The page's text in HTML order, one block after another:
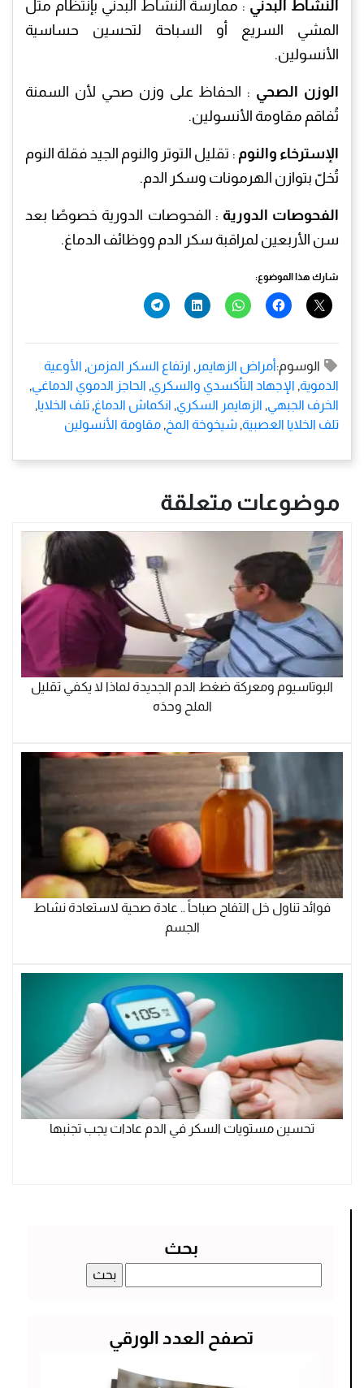
النشاط البدني : ممارسة النشاط البدني بإنتظام مثل
المشي السريع أو السباحة لتحسين حساسية
الأنسولين.
الوزن الصحي : الحفاظ على وزن صحي لأن السمنة
تُفاقم مقاومة الأنسولين.
الإسترخاء والنوم : تقليل التوتر والنوم الجيد فقلة النوم
تُخلّ بتوازن الهرمونات وسكر الدم.
الفحوصات الدورية : الفحوصات الدورية خصوصًا بعد
سن الأربعين لمراقبة سكر الدم ووظائف الدماغ.
شارك هذا الموضوع:
الوسوم:أمراض الزهايمر , ارتفاع السكر المزمن, الأوعية
الدموية, الإجهاد التأكسدي والسكري, الحاجز الدموي الدماغي,
الخرف الجبهي, الزهايمر السكري, انكماش الدماغ, تلف الخلايا,
تلف الخلايا العصبية, شيخوخة المخ , مقاومة الأنسولين
موضوعات متعلقة
البوتاسيوم ومعركة ضغط الدم الجديدة لماذا لا يكفي تقليل
الملح وحدَه
فوائد تناول خل التفاح صباحاً .. عادة صحية لاستعادة نشاط
الجسم
تحسين مستويات السكر في الدم عادات يجب تجنبها
بحث
عن:
تصفح العدد الورقي